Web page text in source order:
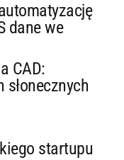
dane we
CAD:
słonecznych
startupu